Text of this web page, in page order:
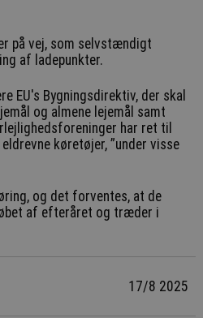
på vej, som selvstændigt
af ladepunkter.
EU's Bygningsdirektiv, der skal
og almene lejemål samt
har ret til
køretøjer, ”under visse
og det forventes, at de
af efteråret og træder i
17/8 2025